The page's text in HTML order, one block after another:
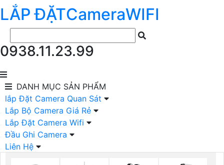
LẮP ĐẶTCameraWIFI
0938.11.23.99
DANH MỤC SẢN PHẨM
lắp Đặt Camera Quan Sát
Lắp Bộ Camera Giá Rẻ
Lắp Đặt Camera Wifi
Đầu Ghi Camera
Liên Hệ